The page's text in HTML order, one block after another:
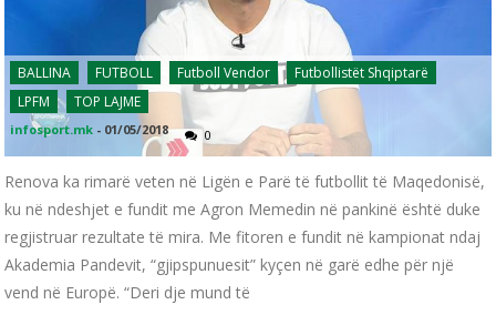
BALLINA FUTBOLL Futboll Vendor
Futbollistët Shqiptarë
LPFM
TOP LAJME
infosport.mk - 01/05/2018 0
Renova ka rimarë veten në Ligën e Parë të futbollit të Maqedonisë,
ku në ndeshjet e fundit me Agron Memedin në pankinë është duke
regjistruar rezultate të mira. Me fitoren e fundit në kampionat ndaj
Akademia Pandevit, “gjipspunuesit” kyçen në garë edhe për një
vend në Europë. “Deri dje mund të